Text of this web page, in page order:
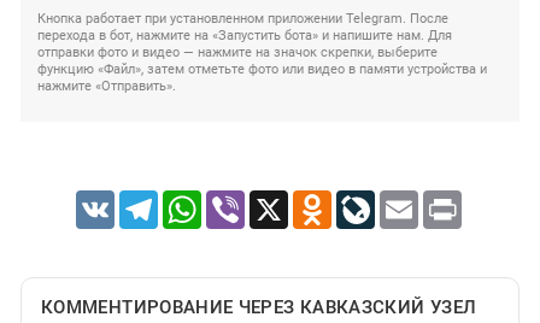
Кнопка работает при установленном приложении Telegram. После
перехода в бот, нажмите на «Запустить бота» и напишите нам. Для
отправки фото и видео — нажмите на значок скрепки, выберите
функцию «Файл», затем отметьте фото или видео в памяти устройства и
нажмите «Отправить».
VK TelegramWhatsApp
Viber X Odnoklassniki
LiveJournal
Email Print
КОММЕНТИРОВАНИЕ ЧЕРЕЗ КАВКАЗСКИЙ УЗЕЛ